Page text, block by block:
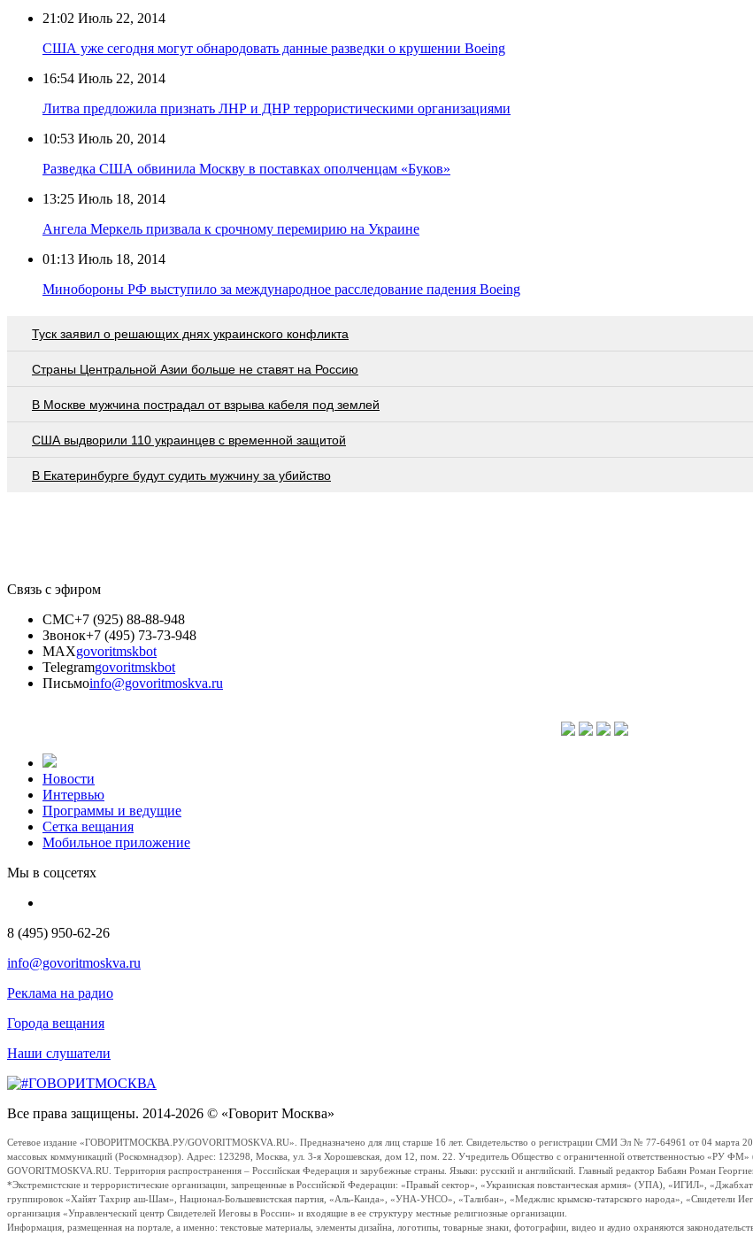
21:02 Июль 22, 2014
США уже сегодня могут обнародовать данные разведки о крушении Boeing
16:54 Июль 22, 2014
Литва предложила признать ЛНР и ДНР террористическими организациями
10:53 Июль 20, 2014
Разведка США обвинила Москву в поставках ополченцам «Буков»
13:25 Июль 18, 2014
Ангела Меркель призвала к срочному перемирию на Украине
01:13 Июль 18, 2014
Минобороны РФ выступило за международное расследование падения Boeing
Туск заявил о решающих днях украинского конфликта
Страны Центральной Азии больше не ставят на Россию
В Москве мужчина пострадал от взрыва кабеля под землей
США выдворили 110 украинцев с временной защитой
В Екатеринбурге будут судить мужчину за убийство
Связь с эфиром
СМС+7 (925) 88-88-948
Звонок+7 (495) 73-73-948
MAXgovoritmskbot
Telegramgovoritmskbot
Письмоinfo@govoritmoskva.ru
Новости
Интервью
Программы и ведущие
Сетка вещания
Мобильное приложение
Мы в соцсетях
8 (495) 950-62-26
info@govoritmoskva.ru
Реклама на радио
Города вещания
Наши слушатели
Все права защищены. 2014-2026 © «Говорит Москва»
Сетевое издание «ГОВОРИТМОСКВА.РУ/GOVORITMOSKVA.RU». Предназначено для лиц старше 16 лет. Свидетельство о регистрации СМИ Эл № 77-64961 от 04 марта
массовых коммуникаций (Роскомнадзор). Адрес: 123298, Москва, ул. 3-я Хорошевская, дом 12, пом. 22. Учредитель Общество с ограниченной ответственностью «РУ
GOVORITMOSKVA.RU. Территория распространения – Российская Федерация и зарубежные страны. Языки: русский и английский. Главный редактор Бабаян Роман
*Экстремистские и террористические организации, запрещенные в Российской Федерации: «Правый сектор», «Украинская повстанческая армия» (УПА), «ИГИЛ»,
группировок «Хайят Тахрир аш-Шам», Национал-Большевистская партия, «Аль-Каида», «УНА-УНСО», «Талибан», «Меджлис крымско-татарского народа», «Свидетели
организация «Управленческий центр Свидетелей Иеговы в России» и входящие в ее структуру местные религиозные организации.
Информация, размещенная на портале, а именно: текстовые материалы, элементы дизайна, логотипы, товарные знаки, фотографии, видео и аудио охраняются